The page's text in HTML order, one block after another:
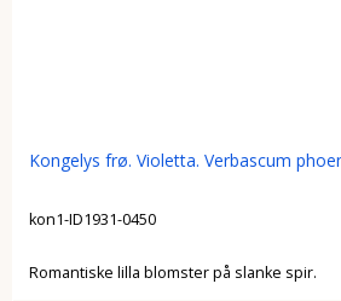
Kongelys frø. Violetta. Verbascum
kon1-ID1931-0450
Romantiske lilla blomster på slanke spir.